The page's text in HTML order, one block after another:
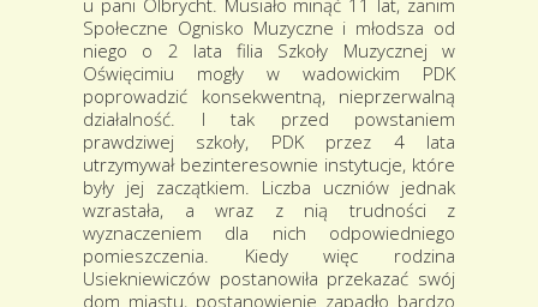
u pani Olbrycht. Musiało minąć 11 lat, zanim
Społeczne Ognisko Muzyczne i młodsza od
niego o 2 lata filia Szkoły Muzycznej w
Oświęcimiu mogły w wadowickim PDK
poprowadzić konsekwentną, nieprzerwalną
działalność. I tak przed powstaniem
prawdziwej szkoły, PDK przez 4 lata
utrzymywał bezinteresownie instytucje, które
były jej zaczątkiem. Liczba uczniów jednak
wzrastała, a wraz z nią trudności z
wyznaczeniem dla nich odpowiedniego
pomieszczenia. Kiedy więc rodzina
Usiekniewiczów postanowiła przekazać swój
dom miastu, postanowienie zapadło bardzo